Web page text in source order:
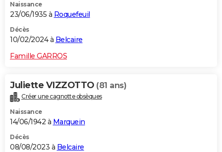
Naissance
23/06/1935 à Roquefeuil
Décès
10/02/2024 à Belcaire
Famille GARROS
Juliette VIZZOTTO (81 ans)
Créer une cagnotte obsèques
Naissance
14/06/1942 à Marquein
Décès
08/08/2023 à Belcaire